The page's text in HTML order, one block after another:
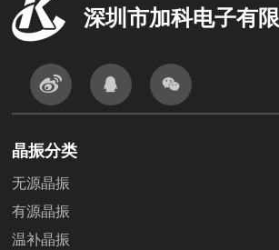
深圳市加科电子有
晶振分类
无源晶振
有源晶振
温补晶振